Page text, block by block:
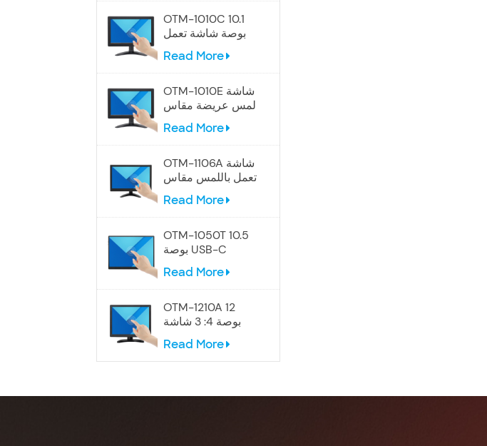
OTM-1010C 10.1
بوصة شاشة تعمل
باللمس الصناعية
Read More
OTM-1010E شاشة
لمس عريضة مقاس
10.1 بوصة
Read More
OTM-1106A شاشة
تعمل باللمس مقاس
12 بوصة
Read More
OTM-1050T 10.5
بوصة USB-C
شاشة تعمل باللمس
المحمولة
Read More
OTM-1210A 12
بوصة 4: 3 شاشة
تعمل باللمس
Read More